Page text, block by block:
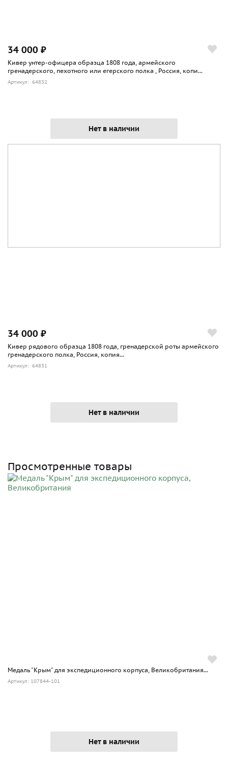
34 000 ₽
Кивер унтер-офицера образца 1808 года, армейского
гренадерского, пехотного или егерского полка , Россия, копи...
Артикул: 64832
Нет в наличии
34 000 ₽
Кивер рядового образца 1808 года, гренадерской роты армейского
гренадерского полка, Россия, копия...
Артикул: 64831
Нет в наличии
Просмотренные товары
Медаль "Крым" для экспедиционного корпуса, Великобритания...
Артикул: 107844-101
Нет в наличии